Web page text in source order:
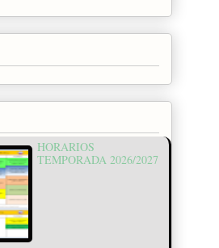
HORARIOS
TEMPORADA 2026/2027